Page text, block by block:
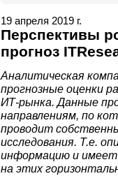
19 апреля 2019 г.
Перспективы
прогноз
Аналитическая
прогнозные оценки
ИТ-рынка. Данные
направлениям, по
проводит
исследования. Т.е.
информацию и имеет
на этих